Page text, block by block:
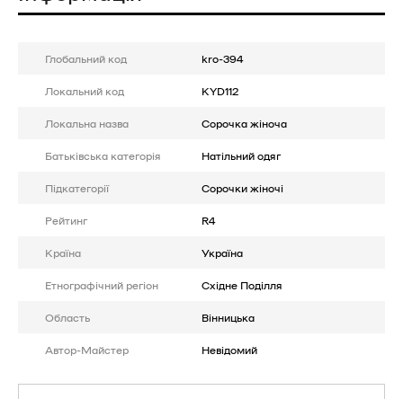
Глобальний код kro-394
Локальний код KYD112
Локальна назва Сорочка жіноча
Батькiвська категорія Натільний одяг
Підкатегорії Сорочки жіночі
Рейтинг R4
Країна Україна
Етнографічний регіон Східне Поділля
Область Вінницька
Автор-Майстер Невідомий